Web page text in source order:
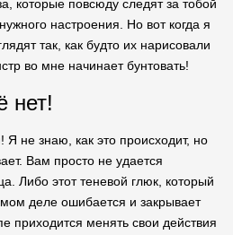
которые повсюду следят за тобой
настроения. Но вот когда я
так, как будто их нарисовали
во мне начинает бунтовать!
нет!
Я не знаю, как это происходит, но
Вам просто не удается
Либо этот теневой глюк, который
деле ошибается и закрывает
приходится менять свои действия